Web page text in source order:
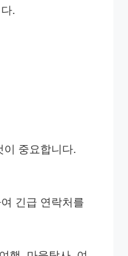
.
이 중요합니다.
긴급 연락처를